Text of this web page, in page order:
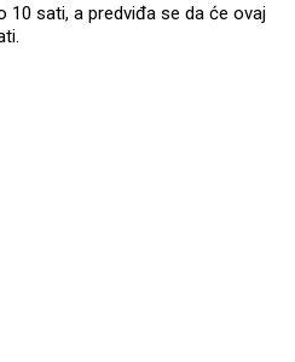
10 sati, a predviđa se da će ovaj